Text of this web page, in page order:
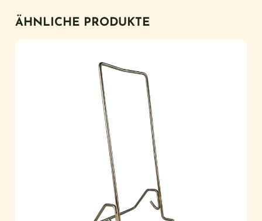
ÄHNLICHE PRODUKTE